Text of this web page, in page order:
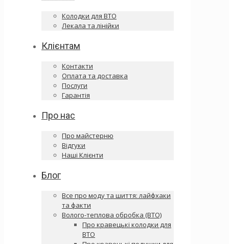
Колодки для ВТО
Лекала та лінійки
Клієнтам
Контакти
Оплата та доставка
Послуги
Гарантія
Про нас
Про майстерню
Відгуки
Наші Клієнти
Блог
Все про моду та шиття: лайфхаки
та факти
Волого-теплова обробка (ВТО)
Про кравецькі колодки для
ВТО